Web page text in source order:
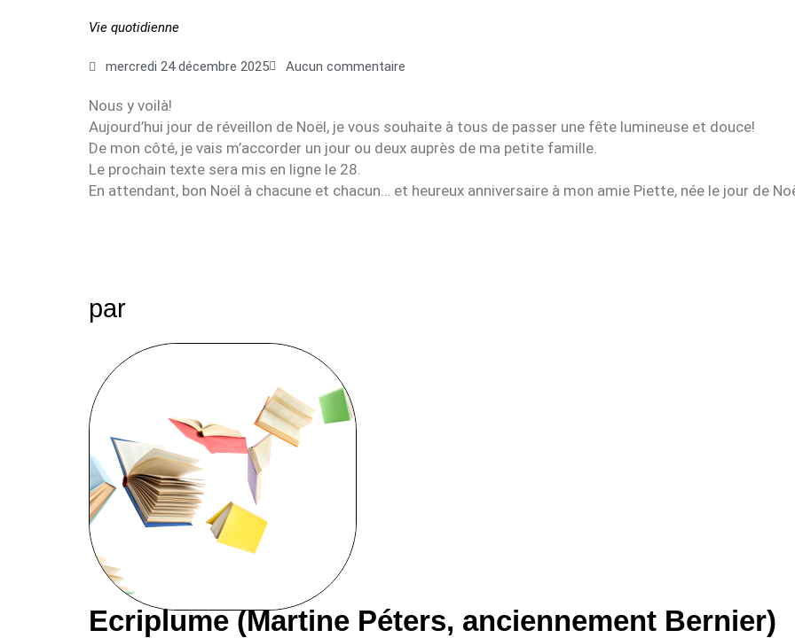
Vie quotidienne
mercredi 24 décembre 2025 Aucun commentaire
Nous y voilà!
Aujourd’hui jour de réveillon de Noël, je vous souhaite à tous de passer une fête lumineuse et douce!
De mon côté, je vais m’accorder un jour ou deux auprès de ma petite famille.
Le prochain texte sera mis en ligne le 28.
En attendant, bon Noël à chacune et chacun… et heureux anniversaire à mon amie Piette, née le jour de
par
Ecriplume (Martine Péters, anciennement Bernier)